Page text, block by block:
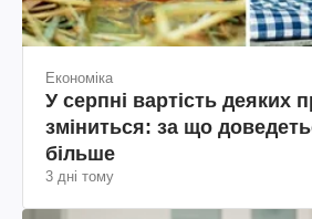
Економіка
У серпні вартість деяких
зміниться: за що
більше
3 дні тому